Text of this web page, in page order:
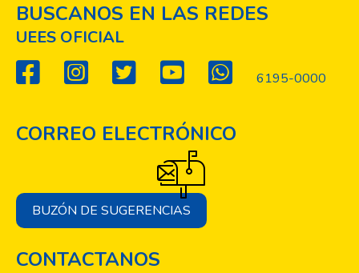
BUSCANOS EN LAS REDES
UEES OFICIAL
6195-0000
CORREO ELECTRÓNICO
BUZÓN DE SUGERENCIAS
CONTACTANOS